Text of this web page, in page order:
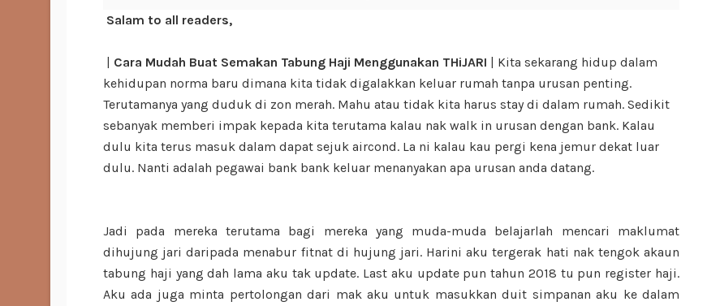
Salam to all readers,
| Cara Mudah Buat Semakan Tabung Haji Menggunakan THiJARI | Kita sekarang hidup dalam
kehidupan norma baru dimana kita tidak digalakkan keluar rumah tanpa urusan penting.
Terutamanya yang duduk di zon merah. Mahu atau tidak kita harus stay di dalam rumah. Sedikit
sebanyak memberi impak kepada kita terutama kalau nak walk in urusan dengan bank. Kalau
dulu kita terus masuk dalam dapat sejuk aircond. La ni kalau kau pergi kena jemur dekat luar
dulu. Nanti adalah pegawai bank bank keluar menanyakan apa urusan anda datang.
Jadi pada mereka terutama bagi mereka yang muda-muda belajarlah mencari maklumat
dihujung jari daripada menabur fitnat di hujung jari. Harini aku tergerak hati nak tengok akaun
tabung haji yang dah lama aku tak update. Last aku update pun tahun 2018 tu pun register haji.
Aku ada juga minta pertolongan dari mak aku untuk masukkan duit simpanan aku ke dalam